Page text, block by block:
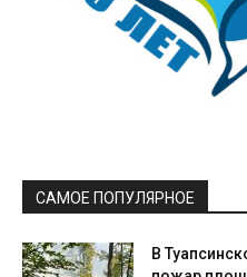
САМОЕ ПОПУЛЯРНОЕ
В